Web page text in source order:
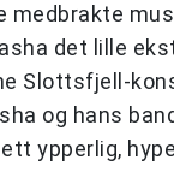
medbrakte
det lille
Slottsfjell-
og hans
ypperlig,